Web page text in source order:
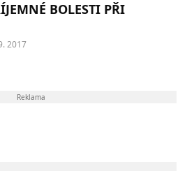
BOLESTI PŘI
2017
Reklama